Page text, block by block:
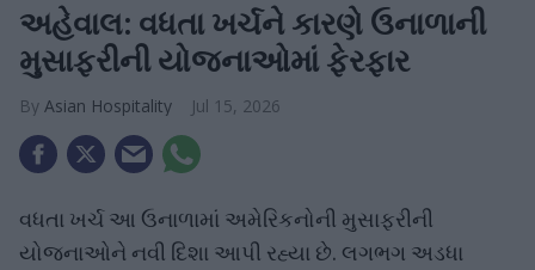
અહેવાલ: વધતા ખર્ચને કારણે ઉનાળાની
મુસાફરીની યોજનાઓમાં ફેરફાર
Asian Hospitality Jul 15, 2026
વધતા ખર્ચ આ ઉનાળામાં અમેરિકનોની મુસાફરીની
યોજનાઓને નવી દિશા આપી રહ્યા છે. લગભગ અડધા